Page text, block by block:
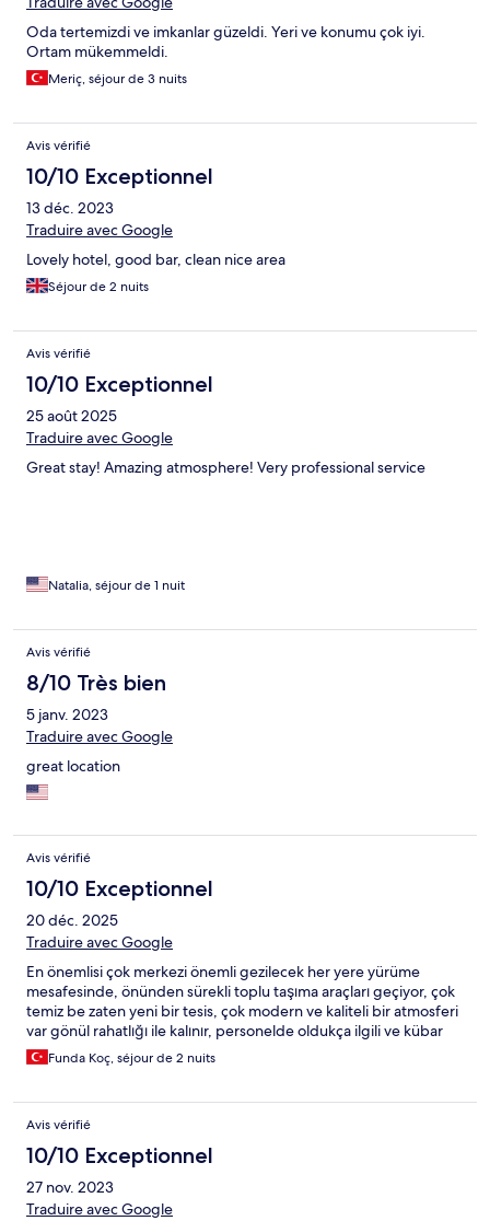
Oda tertemizdi ve imkanlar güzeldi. Yeri ve konumu çok iyi.
Ortam mükemmeldi.
Meriç, séjour de 3 nuits
Avis vérifié
10/10 Exceptionnel
13 déc. 2023
Traduire avec Google
Lovely hotel, good bar, clean nice area
Séjour de 2 nuits
Avis vérifié
10/10 Exceptionnel
25 août 2025
Traduire avec Google
Great stay! Amazing atmosphere! Very professional service
Natalia, séjour de 1 nuit
Avis vérifié
8/10 Très bien
5 janv. 2023
Traduire avec Google
great location
Avis vérifié
10/10 Exceptionnel
20 déc. 2025
Traduire avec Google
En önemlisi çok merkezi önemli gezilecek her yere yürüme
mesafesinde, önünden sürekli toplu taşıma araçları geçiyor, çok
temiz be zaten yeni bir tesis, çok modern ve kaliteli bir atmosferi
var gönül rahatlığı ile kalınır, personelde oldukça ilgili ve kübar
Funda Koç, séjour de 2 nuits
Avis vérifié
10/10 Exceptionnel
27 nov. 2023
Traduire avec Google